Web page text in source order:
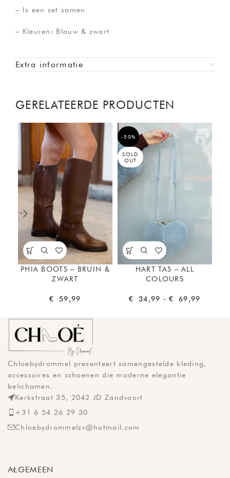
– Is een set samen
– Kleuren: Blauw & zwart
Extra informatie
GERELATEERDE PRODUCTEN
PHIA BOOTS – BRUIN &
ZWART
€ 59,99
-50%
SOLD
OUT
HART TAS – ALL
COLOURS
€ 34,99 - € 69,99
Chloebydrommel presenteert samengestelde kleding,
accessoires en schoenen die moderne elegantie
belichamen.
Kerkstraat 35, 2042 JD Zandvoort
+31 6 54 26 29 30
Chloebydrommelzv@hotmail.com
ALGEMEEN